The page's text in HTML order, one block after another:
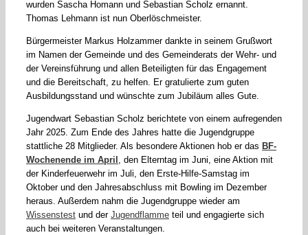
wurden Sascha Homann und Sebastian Scholz ernannt.
Thomas Lehmann ist nun Oberlöschmeister.
Bürgermeister Markus Holzammer dankte in seinem Grußwort
im Namen der Gemeinde und des Gemeinderats der Wehr- und
der Vereinsführung und allen Beteiligten für das Engagement
und die Bereitschaft, zu helfen. Er gratulierte zum guten
Ausbildungsstand und wünschte zum Jubiläum alles Gute.
Jugendwart Sebastian Scholz berichtete von einem aufregenden
Jahr 2025. Zum Ende des Jahres hatte die Jugendgruppe
stattliche 28 Mitglieder. Als besondere Aktionen hob er das BF-
Wochenende im April , den Elterntag im Juni, eine Aktion mit
der Kinderfeuerwehr im Juli, den Erste-Hilfe-Samstag im
Oktober und den Jahresabschluss mit Bowling im Dezember
heraus. Außerdem nahm die Jugendgruppe wieder am
Wissenstestund der Jugendflammeteil und engagierte sich
auch bei weiteren Veranstaltungen.